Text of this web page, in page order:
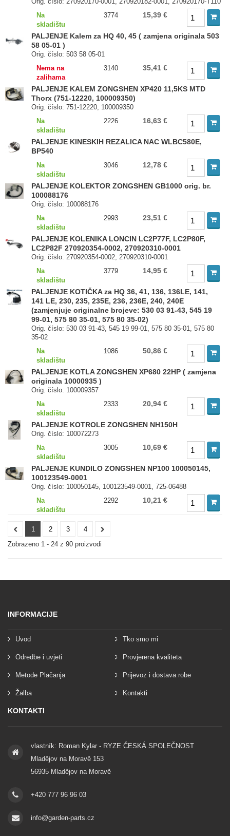
Na
skladištu
3774 15,39 €
PALJENJE Kalem za HQ 40, 45 ( zamjena originala 503
58 05-01 )
Orig. číslo: 503 58 05-01
Nema na
zalihama
3140 35,41 €
PALJENJE KALEM ZONGSHEN XP420 11,5KS MTD
Thorx (751-12220, 100009350)
Orig. číslo: 751-12220, 100009350
Na
skladištu
2226 16,63 €
PALJENJE KINESKIH REZALICA NAC WLBC580E,
BP540
Na
skladištu
3046 12,78 €
PALJENJE KOLEKTOR ZONGSHEN GB1000 orig. br.
100088176
Orig. číslo: 100088176
Na
skladištu
2993 23,51 €
PALJENJE KOLENIKA LONCIN LC2P77F, LC2P80F,
LC2P82F 270920354-0002, 270920310-0001
Orig. číslo: 270920354-0002, 270920310-0001
Na
skladištu
3779 14,95 €
PALJENJE KOTIČKA za HQ 36, 41, 136, 136LE, 141,
141 LE, 230, 235, 235E, 236, 236E, 240, 240E
(zamjenjuje originalne brojeve: 530 03 91-43, 545 19
99-01, 575 80 35-01, 575 80 35-02)
Orig. číslo: 530 03 91-43, 545 19 99-01, 575 80 35-01, 575 80
35-02
Na
skladištu
1086 50,86 €
PALJENJE KOTLA ZONGSHEN XP680 22HP ( zamjena
originala 10000935 )
Orig. číslo: 100009357
Na
skladištu
2333 20,94 €
PALJENJE KOTROLE ZONGSHEN NH150H
Orig. číslo: 100072273
Na
skladištu
3005 10,69 €
PALJENJE KUNDILO ZONGSHEN NP100 100050145,
100123549-0001
Orig. číslo: 100050145, 100123549-0001, 725-06488
Na
skladištu
2292 10,21 €
1 2 3
4
Zobrazeno 1 - 24 z 90 proizvodi
INFORMACIJE
Uvod Tko smo mi
Odredbe i uvjeti Provjerena kvaliteta
Metode Plačanja Prijevoz i dostava robe
Žalba Kontakti
KONTAKTI
vlastník: Roman Kylar - RYZE ČESKÁ SPOLEČNOST
Mladějov na Moravě 153
56935 Mladějov na Moravě
+420 777 96 96 03
info@garden-parts.cz